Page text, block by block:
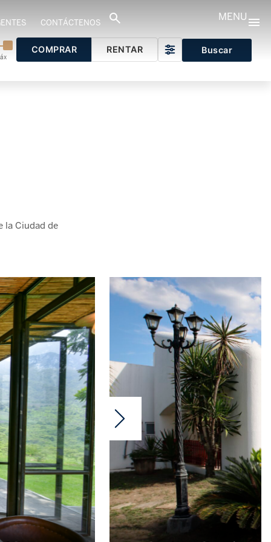
CONTÁCTENOS MENU
COMPRAR RENTAR Buscar
la Ciudad de